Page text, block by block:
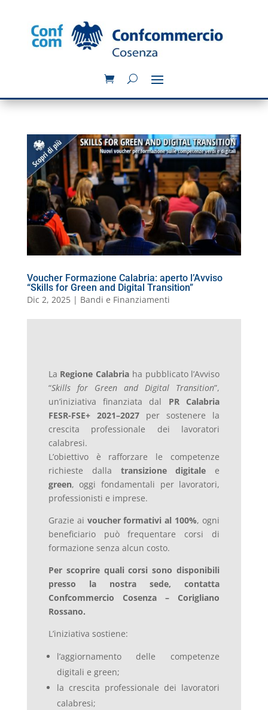
Voucher Formazione Calabria: aperto l’Avviso
“Skills for Green and Digital Transition”
Dic 2, 2025| Bandi e Finanziamenti
La Regione Calabria ha pubblicato l’Avviso
“Skills for Green and Digital Transition”,
un’iniziativa finanziata dal PR Calabria
FESR-FSE+ 2021–2027per sostenere la
crescita professionale dei lavoratori
calabresi.
L’obiettivo è rafforzare le competenze
richieste dalla transizione digitale e
green, oggi fondamentali per lavoratori,
professionisti e imprese.
Grazie ai voucher formativi al 100%, ogni
beneficiario può frequentare corsi di
formazione senza alcun costo.
Per scoprire quali corsi sono disponibili
presso la nostra sede, contatta
Confcommercio Cosenza – Corigliano
Rossano.
L’iniziativa sostiene:
l’aggiornamento delle competenze
digitali e green;
la crescita professionale dei lavoratori
calabresi;